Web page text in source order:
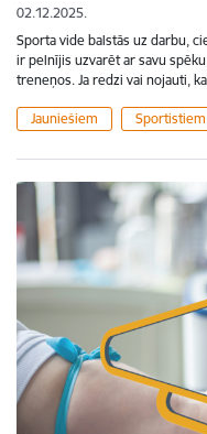
02.12.2025.
Sporta vide balstās uz darbu,
ir pelnījis uzvarēt ar savu
treneņos. Ja redzi vai nojauti,
Jauniešiem Sportistiem